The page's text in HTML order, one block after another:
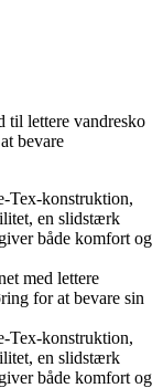
til lettere vandresko
bevare
Tex-konstruktion,
en slidstærk
både komfort og
med lettere
for at bevare sin
Tex-konstruktion,
en slidstærk
både komfort og